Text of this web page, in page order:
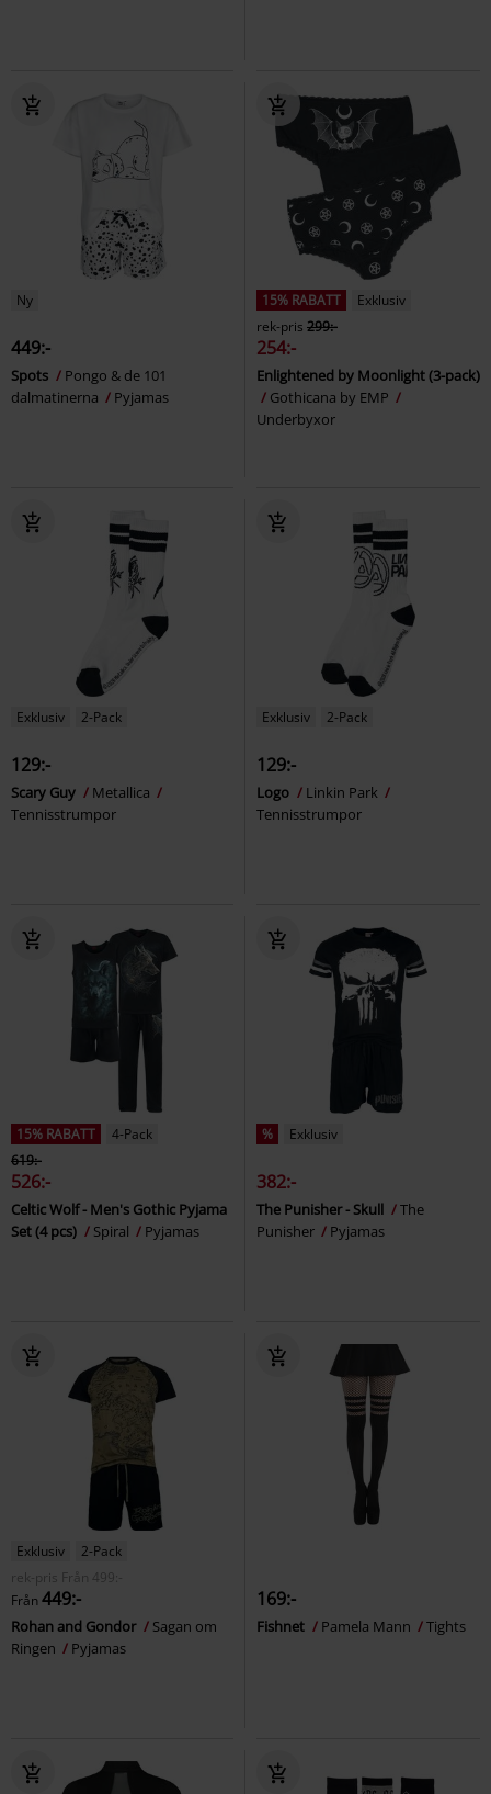
Ny
449:-
Spots
Pongo & de 101
dalmatinerna
Pyjamas
15% RABATT
Exklusiv
rek-pris 299:-
254:-
Enlightened by Moonlight (3-pack)
Gothicana by EMP
Underbyxor
Exklusiv 2-Pack
129:-
Scary Guy
Metallica
Tennisstrumpor
Exklusiv 2-Pack
129:-
Logo
Linkin Park
Tennisstrumpor
15% RABATT
4-Pack
619:-
526:-
Celtic Wolf - Men's Gothic Pyjama
Set (4 pcs)
Spiral Pyjamas
% Exklusiv
382:-
The Punisher - Skull
The
Punisher
Pyjamas
Exklusiv
2-Pack
rek-pris
Från
499:-
Från449:-
Rohan and Gondor
Sagan om
Ringen
Pyjamas
169:-
Fishnet Pamela Mann Tights